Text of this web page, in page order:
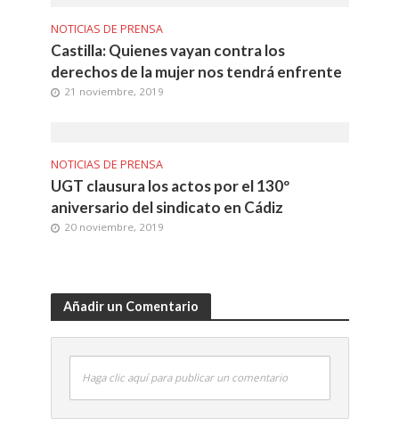
NOTICIAS DE PRENSA
Castilla: Quienes vayan contra los
derechos de la mujer nos tendrá enfrente
21 noviembre, 2019
NOTICIAS DE PRENSA
UGT clausura los actos por el 130º
aniversario del sindicato en Cádiz
20 noviembre, 2019
Añadir un Comentario
Haga clic aquí para publicar un comentario